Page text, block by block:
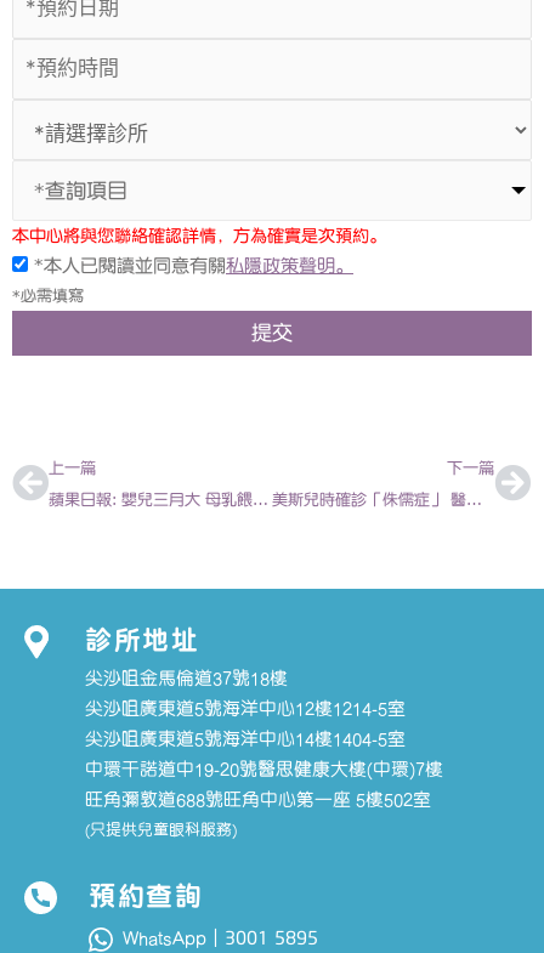
*查詢項目
本中心將與您聯絡確認詳情，方為確實是次預約。
*本人已閱讀並同意有關私隱政策聲明。
*必需填寫
提交
上一篇
蘋果日報: 嬰兒三月大 母乳餵哺率最低 2012-07-27 | 陳欣永醫生
下一篇
美斯兒時確診「侏儒症」 醫生解構小朋友矮小的原因 注意生長激素治療黃金期
診所地址
尖沙咀金馬倫道37號18樓
尖沙咀廣東道5號海洋中心12樓1214-5室
尖沙咀廣東道5號海洋中心14樓1404-5室
中環干諾道中19-20號醫思健康大樓(中環)7樓
旺角彌敦道688號旺角中心第一座 5樓502室
(只提供兒童眼科服務)
預約查詢
WhatsApp｜ 3001 5895